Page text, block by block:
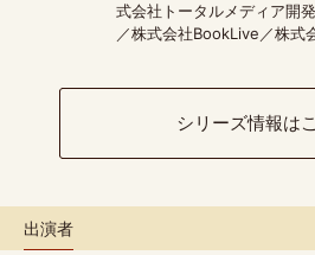
式会社トータルメディア開
／株式会社BookLive／株式
出演者
シリーズ情報は